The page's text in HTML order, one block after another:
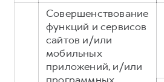
Совершенствование
функций и сервисов
сайтов и/или
мобильных
приложений, и/или